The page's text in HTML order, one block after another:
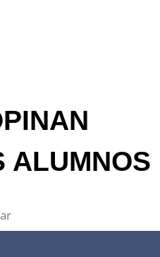
ALUMNOS